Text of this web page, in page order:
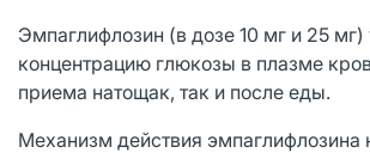
Эмпаглифлозин (в дозе 10 мг и 25
концентрацию глюкозы в плазме
приема натощак, так и после еды.
Механизм действия эмпаглифлозина